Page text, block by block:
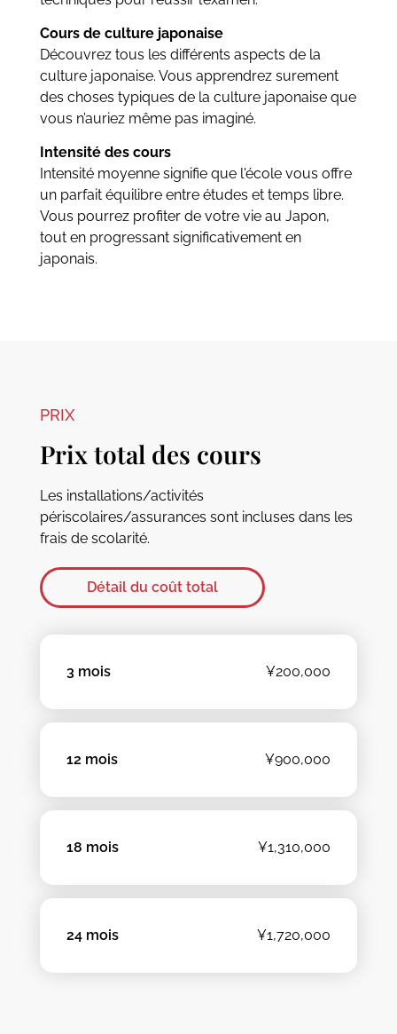
Cours de culture japonaise
Découvrez tous les différents aspects de la
culture japonaise. Vous apprendrez surement
des choses typiques de la culture japonaise que
vous n’auriez même pas imaginé.
Intensité des cours
Intensité moyenne signifie que l'école vous offre
un parfait équilibre entre études et temps libre.
Vous pourrez profiter de votre vie au Japon,
tout en progressant significativement en
japonais.
3 mois ¥200,000
12 mois ¥900,000
18 mois ¥1,310,000
24 mois ¥1,720,000
PRIX
Prix total des cours
Les installations/activités
périscolaires/assurances sont incluses dans les
frais de scolarité.
Détail du coût total